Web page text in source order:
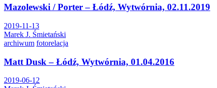
Mazolewski / Porter – Łódź, Wytwórnia, 02.11.2019
2019-11-13
Marek J. Śmietański
archiwum fotorelacja
Matt Dusk – Łódź, Wytwórnia, 01.04.2016
2019-06-12